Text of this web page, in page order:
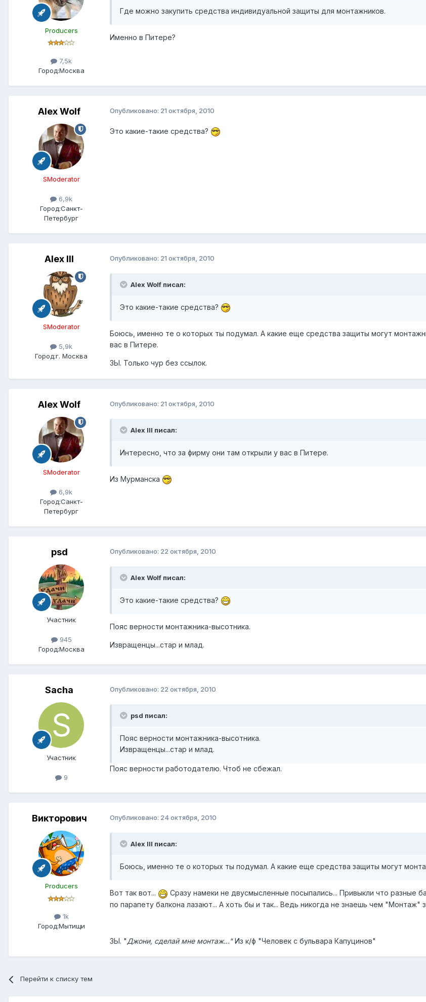
Producers
7,5k
Город:Москва
Где можно закупить средства индивидуальной защиты для монтажников.
Именно в Питере?
Alex Wolf
SModerator
6,9k
Город:Санкт-
Петербург
Опубликовано: 21 октября, 2010
Это какие-такие средства?
Alex IlI
SModerator
5,9k
Город:г. Москва
Опубликовано: 21 октября, 2010
Alex Wolf писал:
Это какие-такие средства?
Боюсь, именно те о которых ты подумал. А какие еще средства защиты могут
вас в Питере.
ЗЫ. Только чур без ссылок.
Alex Wolf
SModerator
6,9k
Город:Санкт-
Петербург
Опубликовано: 21 октября, 2010
Alex IlI писал:
Интересно, что за фирму они там открыли у вас в Питере.
Из Мурманска
psd
Участник
945
Город:Москва
Опубликовано: 22 октября, 2010
Alex Wolf писал:
Это какие-такие средства?
Пояс верности монтажника-высотника.
Извращенцы...стар и млад.
Sacha
Участник
9
Опубликовано: 22 октября, 2010
psd писал:
Пояс верности монтажника-высотника.
Извращенцы...стар и млад.
Пояс верности работодателю. Чтоб не сбежал.
Викторович
Producers
1k
Город:Мытищи
Опубликовано: 24 октября, 2010
Alex IlI писал:
Боюсь, именно те о которых ты подумал. А какие еще средства защиты могут
Вот так вот...
Сразу намеки не двусмысленные посыпались... Привыкли что разные
по парапету балкона лазают... А хоть бы и так... Ведь никогда не знаешь чем "Монтаж"
ЗЫ. "Джони, сделай мне монтаж..."Из к/ф "Человек с бульвара Капуцинов"
Перейти к списку тем